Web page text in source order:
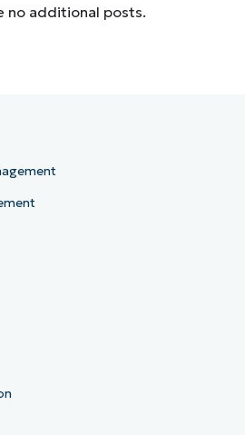
no additional posts.